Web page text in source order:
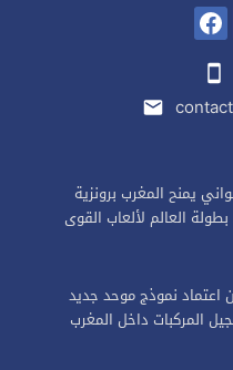
يمنح المغرب برونزية
العالم لألعاب القوى
اعتماد نموذج موحد جديد
المركبات داخل المغرب